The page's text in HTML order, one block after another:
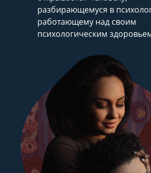
разбирающемуся в
работающему над своим
психологическим